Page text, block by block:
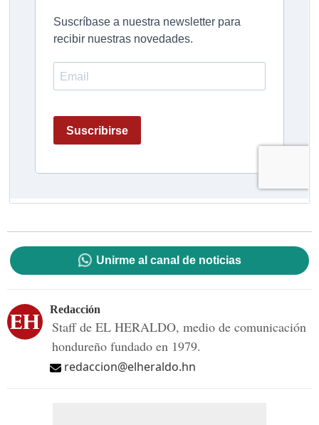
Unirme al canal de noticias
Redacción
Staff de EL HERALDO, medio de comunicación
hondureño fundado en 1979.
redaccion@elheraldo.hn